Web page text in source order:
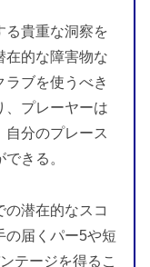
る貴重な洞察を
在的な障害物な
ラブを使うべき
、プレーヤーは
分のプレース
きる。
潜在的なスコ
の届くパー5や短
テージを得るこ